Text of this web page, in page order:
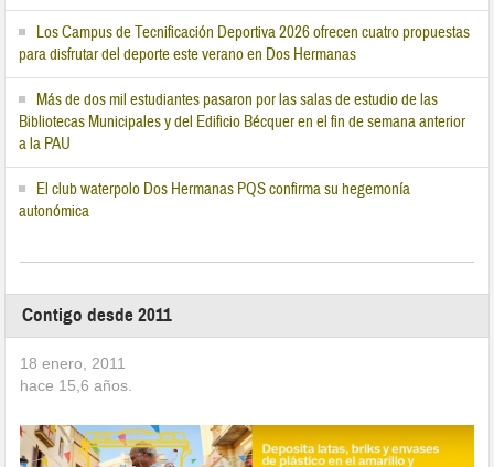
Los Campus de Tecnificación Deportiva 2026 ofrecen cuatro propuestas
para disfrutar del deporte este verano en Dos Hermanas
Más de dos mil estudiantes pasaron por las salas de estudio de las
Bibliotecas Municipales y del Edificio Bécquer en el fin de semana anterior
a la PAU
El club waterpolo Dos Hermanas PQS confirma su hegemonía
autonómica
Contigo desde 2011
18 enero, 2011
hace 15,6 años.